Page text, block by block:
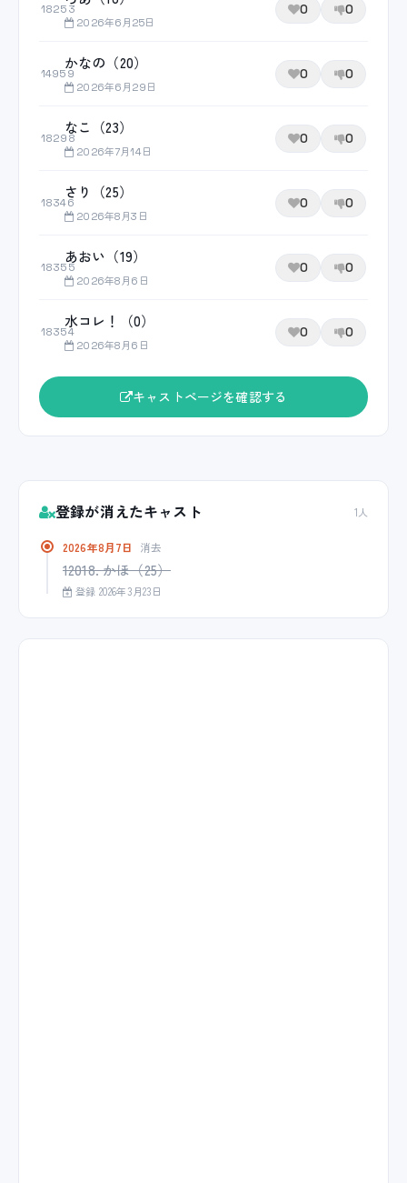
18253
2026年6月25日
0 0
14959
かなの（20）
2026年6月29日
0 0
18298
なこ（23）
2026年7月14日
0 0
18346
さり（25）
2026年8月3日
0 0
18355
あおい（19）
2026年8月6日
0 0
18354
水コレ！（0）
2026年8月6日
0 0
キャストページを確認する
登録が消えたキャスト 1人
2026年8月7日 消去
12018. かほ（25）
登録 2026年3月23日